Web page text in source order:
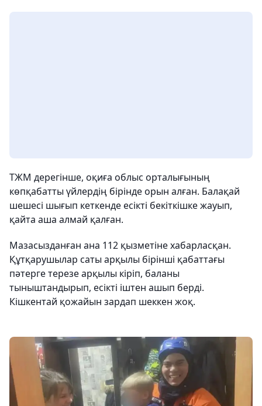
ТЖМ дерегінше, оқиға облыс орталығының
көпқабатты үйлердің бірінде орын алған. Балақай
шешесі шығып кеткенде есікті бекіткішке жауып,
қайта аша алмай қалған.
Мазасызданған ана 112 қызметіне хабарласқан.
Құтқарушылар саты арқылы бірінші қабаттағы
пәтерге терезе арқылы кіріп, баланы
тыныштандырып, есікті іштен ашып берді.
Кішкентай қожайын зардап шеккен жоқ.